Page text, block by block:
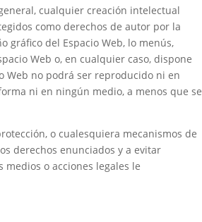
cualquier creación intelectual
como derechos de autor por la
gráfico del Espacio Web, lo menús,
Web o, en cualquier caso, dispone
Web no podrá ser reproducido ni en
ni en ningún medio, a menos que se
o cualesquiera mecanismos de
derechos enunciados y a evitar
medios o acciones legales le